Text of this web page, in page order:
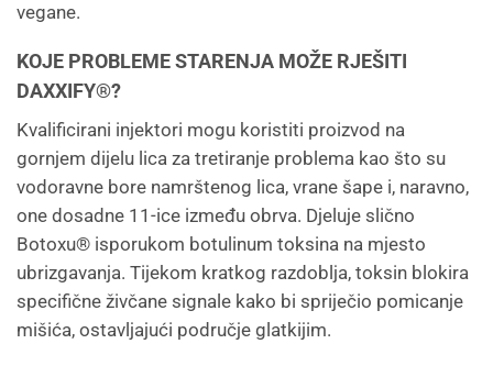
vegane.
KOJE PROBLEME STARENJA MOŽE RJEŠITI
DAXXIFY®?
Kvalificirani injektori mogu koristiti proizvod na
gornjem dijelu lica za tretiranje problema kao što su
vodoravne bore namrštenog lica, vrane šape i, naravno,
one dosadne 11-ice između obrva. Djeluje slično
Botoxu® isporukom botulinum toksina na mjesto
ubrizgavanja. Tijekom kratkog razdoblja, toksin blokira
specifične živčane signale kako bi spriječio pomicanje
mišića, ostavljajući područje glatkijim.